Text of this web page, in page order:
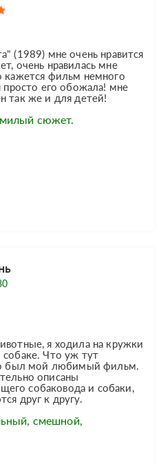
(1989) мне очень нравится
очень нравилась мне
кажется фильм немного
просто его обожала! мне
так же и для детей!
сюжет.
я ходила на кружки
собаке. Что уж тут
был мой любимый фильм.
описаны
собаковода и собаки,
друг к другу.
смешной,